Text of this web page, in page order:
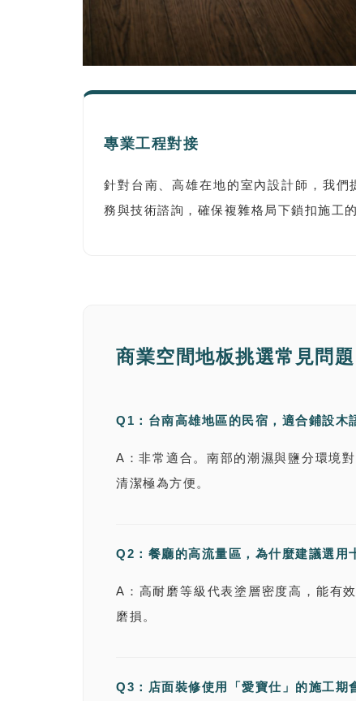
專業工程對接
針對台南、高雄在地的室內設計師，我們
務與技術諮詢，確保複雜格局下鎖扣施工的
商業空間地板挑選常見問
Q1：台南高雄地區的民宿，適合鋪設木
A：非常適合。南部的潮濕與鹽分環境
清潔極為方便。
Q2：餐廳的高流量區，為什麼建議選用
A：高耐磨等級代表塗層密度高，能有
磨損。
Q3：店面裝修使用「愛寶仕」的施工期